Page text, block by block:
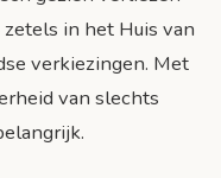
in het Huis van
verkiezingen. Met
van slechts